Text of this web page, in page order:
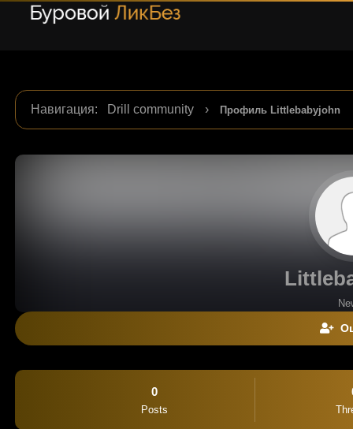
Навигация: Drill community › Профиль Littlebabyjohn
0
Posts